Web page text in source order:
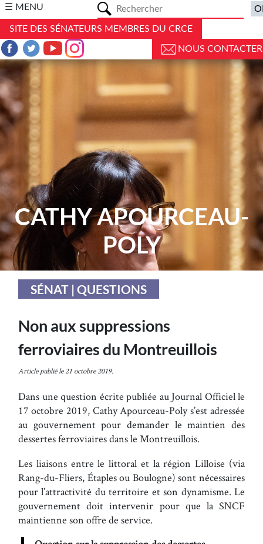
☰ MENU
SITE DES SÉNATEURS MEMBRES DU CRCE
NOUS CONTACTER
CATHY APOURCEAU-
POLY
SÉNAT | QUESTIONS
Non aux suppressions
ferroviaires du Montreuillois
Article publié le 21 octobre 2019.
Dans une question écrite publiée au Journal Officiel le
17 octobre 2019, Cathy Apourceau-Poly s’est adressée
au gouvernement pour demander le maintien des
dessertes ferroviaires dans le Montreuillois.
Les liaisons entre le littoral et la région Lilloise (via
Rang-du-Fliers, Étaples ou Boulogne) sont nécessaires
pour l’attractivité du territoire et son dynamisme. Le
gouvernement doit intervenir pour que la SNCF
maintienne son offre de service.